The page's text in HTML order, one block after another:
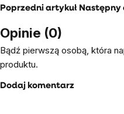
Poprzedni artykuł Następny
Opinie (0)
Bądź pierwszą osobą, która
produktu.
Dodaj komentarz